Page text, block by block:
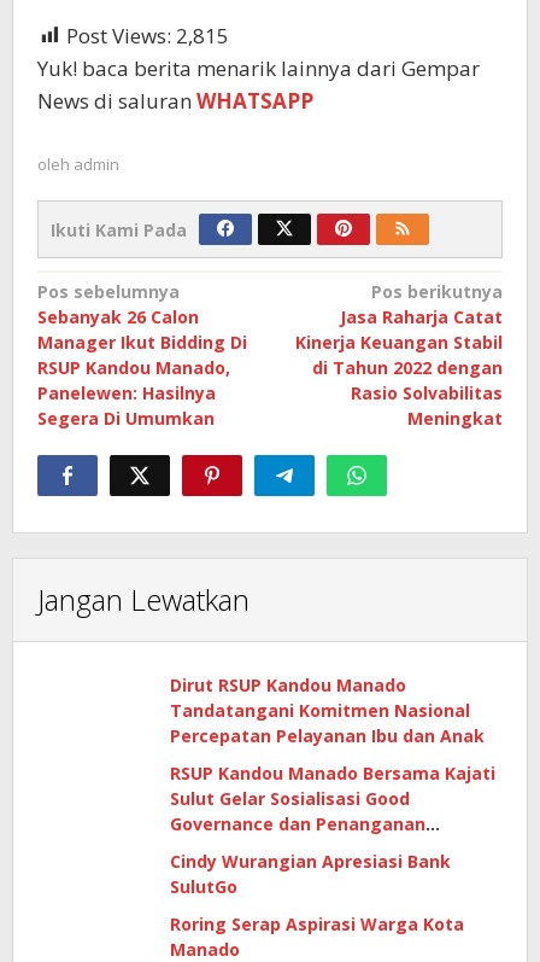
Post Views: 2,815
Yuk! baca berita menarik lainnya dari Gempar
News di saluran WHATSAPP
oleh admin
Ikuti Kami Pada
Navigasi
pos
Pos sebelumnya
Sebanyak 26 Calon
Manager Ikut Bidding Di
RSUP Kandou Manado,
Panelewen: Hasilnya
Segera Di Umumkan
Pos berikutnya
Jasa Raharja Catat
Kinerja Keuangan Stabil
di Tahun 2022 dengan
Rasio Solvabilitas
Meningkat
Jangan Lewatkan
Dirut RSUP Kandou Manado
Tandatangani Komitmen Nasional
Percepatan Pelayanan Ibu dan Anak
RSUP Kandou Manado Bersama Kajati
Sulut Gelar Sosialisasi Good
Governance dan Penanganan
Cindy Wurangian Apresiasi Bank
SulutGo
Roring Serap Aspirasi Warga Kota
Manado